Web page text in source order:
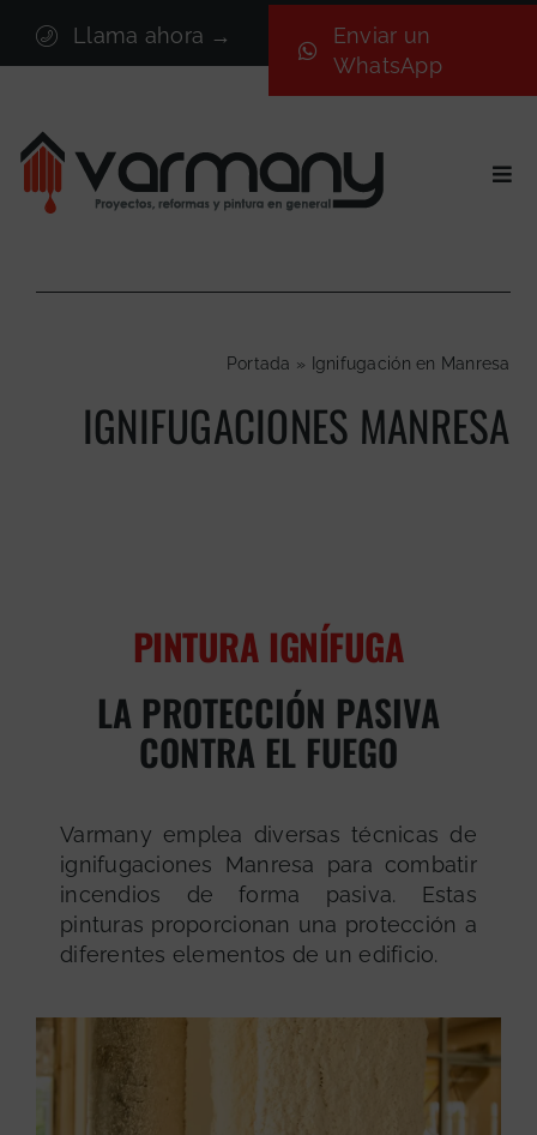
contenido
Llama ahora →
Enviar un
WhatsApp
Sectores
Nosotros
Portada » Ignifugación en Manresa
IGNIFUGACIONES MANRESA
PINTURA IGNÍFUGA
LA PROTECCIÓN PASIVA
CONTRA EL FUEGO
Varmany emplea diversas técnicas de
ignifugaciones Manresa para combatir
incendios de forma pasiva. Estas
pinturas proporcionan una protección a
diferentes elementos de un edificio.